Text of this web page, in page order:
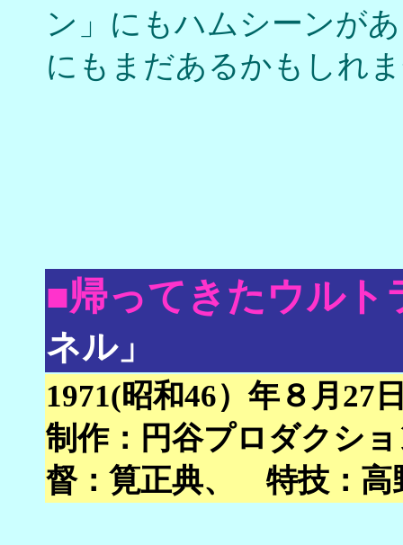
ン」にもハムシーンが
にもまだあるかもしれ
■帰ってきたウルト
ネル」
1971(昭和46）年８月27
制作：円谷プロダクシ
督：筧正典、 特技：高